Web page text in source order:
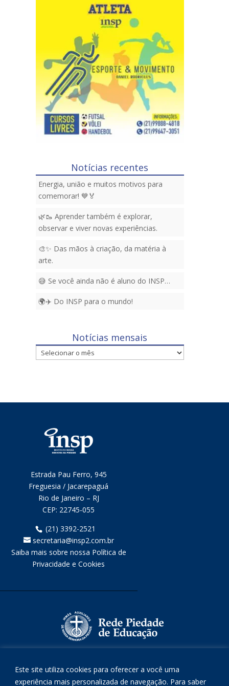
Este site utiliza cookies para oferecer a você uma
experiência mais personalizada de navegação. Para saber
Notícias recentes
Energia, união e muitos motivos para
comemorar! 💙🏅
🌿🥾 Aprender também é explorar,
observar e viver novas experiências.
🎨✨ Das mãos à criação, da matéria à
arte.
😅 Se você ainda não é aluno do INSP…
🌍✈️ Do INSP para o mundo!
Notícias mensais
Notícias
mensais
Estrada Pau Ferro, 945
Freguesia / Jacarepaguá
Rio de Janeiro – RJ
CEP: 22745-055
(21) 3392-2521
secretaria@insp2.com.br
Saiba mais sobre nossa Política de
Privacidade e Cookies